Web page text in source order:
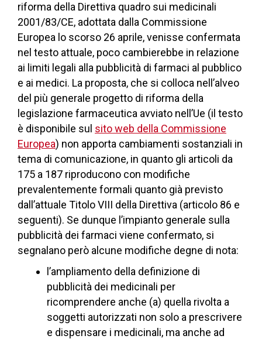
riforma della Direttiva quadro sui medicinali
2001/83/CE, adottata dalla Commissione
Europea lo scorso 26 aprile, venisse confermata
nel testo attuale, poco cambierebbe in relazione
ai limiti legali alla pubblicità di farmaci al pubblico
e ai medici. La proposta, che si colloca nell’alveo
del più generale progetto di riforma della
legislazione farmaceutica avviato nell’Ue (il testo
è disponibile sul sito web della Commissione
Europea) non apporta cambiamenti sostanziali in
tema di comunicazione, in quanto gli articoli da
175 a 187 riproducono con modifiche
prevalentemente formali quanto già previsto
dall’attuale Titolo VIII della Direttiva (articolo 86 e
seguenti). Se dunque l’impianto generale sulla
pubblicità dei farmaci viene confermato, si
segnalano però alcune modifiche degne di nota:
l’ampliamento della definizione di
pubblicità dei medicinali per
ricomprendere anche (a) quella rivolta a
soggetti autorizzati non solo a prescrivere
e dispensare i medicinali, ma anche ad